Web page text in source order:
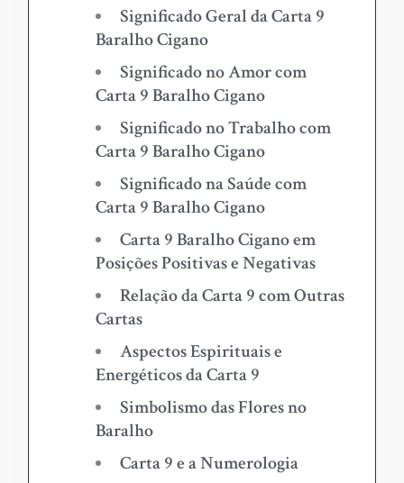
Significado Geral da Carta 9
Baralho Cigano
Significado no Amor com
Carta 9 Baralho Cigano
Significado no Trabalho com
Carta 9 Baralho Cigano
Significado na Saúde com
Carta 9 Baralho Cigano
Carta 9 Baralho Cigano em
Posições Positivas e Negativas
Relação da Carta 9 com Outras
Cartas
Aspectos Espirituais e
Energéticos da Carta 9
Simbolismo das Flores no
Baralho
Carta 9 e a Numerologia